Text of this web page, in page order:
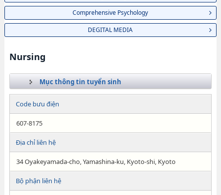
Comprehensive Psychology
DEGITAL MEDIA
Nursing
Mục thông tin tuyển sinh
Code bưu điện
607-8175
Địa chỉ liên hệ
34 Oyakeyamada-cho, Yamashina-ku, Kyoto-shi, Kyoto
Bộ phận liên hệ